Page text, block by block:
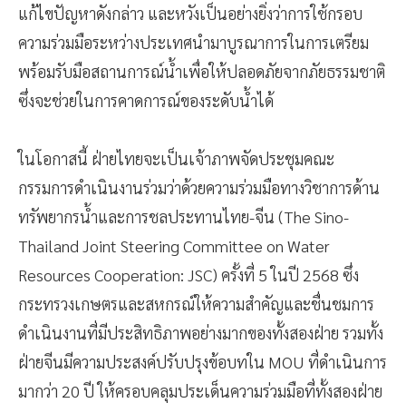
แก้ไขปัญหาดังกล่าว และหวังเป็นอย่างยิ่งว่าการใช้กรอบ
ความร่วมมือระหว่างประเทศนำมาบูรณาการในการเตรียม
พร้อมรับมือสถานการณ์น้ำเพื่อให้ปลอดภัยจากภัยธรรมชาติ
ซึ่งจะช่วยในการคาดการณ์ของระดับน้ำได้
ในโอกาสนี้ ฝ่ายไทยจะเป็นเจ้าภาพจัดประชุมคณะ
กรรมการดำเนินงานร่วมว่าด้วยความร่วมมือทางวิชาการด้าน
ทรัพยากรน้ำและการชลประทานไทย-จีน (The Sino-
Thailand Joint Steering Committee on Water
Resources Cooperation: JSC) ครั้งที่ 5 ในปี 2568 ซึ่ง
กระทรวงเกษตรและสหกรณ์ให้ความสำคัญและชื่นชมการ
ดำเนินงานที่มีประสิทธิภาพอย่างมากของทั้งสองฝ่าย รวมทั้ง
ฝ่ายจีนมีความประสงค์ปรับปรุงข้อบทใน MOU ที่ดำเนินการ
มากว่า 20 ปี ให้ครอบคลุมประเด็นความร่วมมือที่ทั้งสองฝ่าย